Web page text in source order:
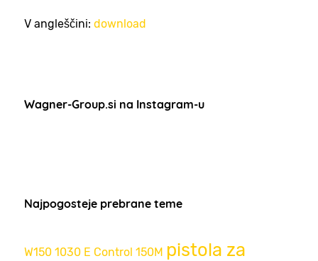
V angleščini: download
Wagner-Group.si na Instagram-u
Najpogosteje prebrane teme
W150 1030 E Control 150M pistola za